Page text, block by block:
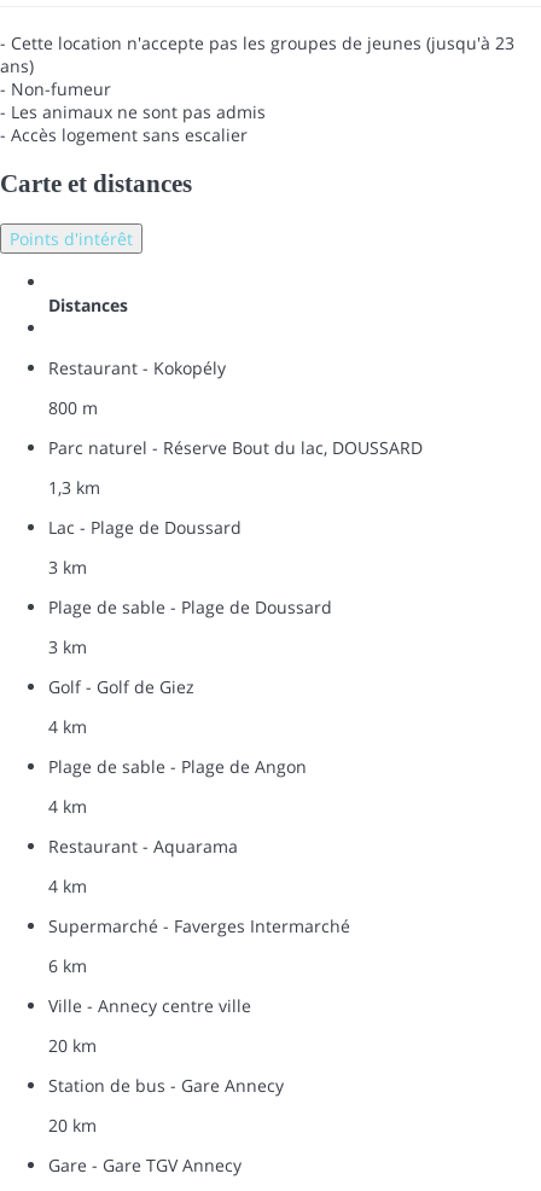
- Cette location n'accepte pas les groupes de jeunes (jusqu'à 23
ans)
- Non-fumeur
- Les animaux ne sont pas admis
- Accès logement sans escalier
Carte et distances
Points d'intérêt
Distances
Restaurant - Kokopély
800 m
Parc naturel - Réserve Bout du lac, DOUSSARD
1,3 km
Lac - Plage de Doussard
3 km
Plage de sable - Plage de Doussard
3 km
Golf - Golf de Giez
4 km
Plage de sable - Plage de Angon
4 km
Restaurant - Aquarama
4 km
Supermarché - Faverges Intermarché
6 km
Ville - Annecy centre ville
20 km
Station de bus - Gare Annecy
20 km
Gare - Gare TGV Annecy